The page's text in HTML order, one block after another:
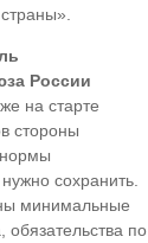
России
на старте
стороны
сохранить.
минимальные
обязательства по